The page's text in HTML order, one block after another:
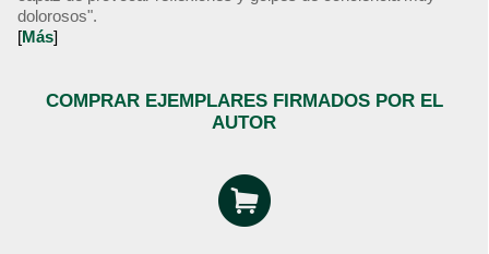
dolorosos".
[Más]
COMPRAR EJEMPLARES FIRMADOS POR EL
AUTOR